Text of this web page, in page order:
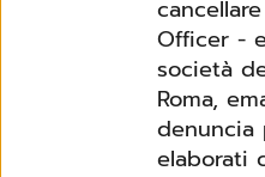
cancellare i miei dati. Per tutte le domande
Officer -
società
Roma, email
denuncia
elaborati